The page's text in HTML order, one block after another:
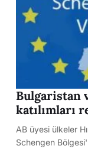
Bulgaristan
katılımları
AB üyesi ülkeler
Schengen